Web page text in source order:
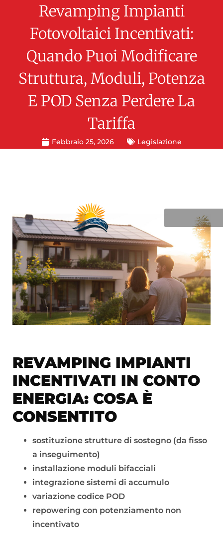
Revamping Impianti
Fotovoltaici Incentivati:
Quando Puoi Modificare
Struttura, Moduli, Potenza
E POD Senza Perdere La
Tariffa
Febbraio 25, 2026 Legislazione
REVAMPING IMPIANTI
INCENTIVATI IN CONTO
ENERGIA: COSA È
CONSENTITO
sostituzione strutture di sostegno (da fisso
a inseguimento)
installazione moduli bifacciali
integrazione sistemi di accumulo
variazione codice POD
repowering con potenziamento non
incentivato